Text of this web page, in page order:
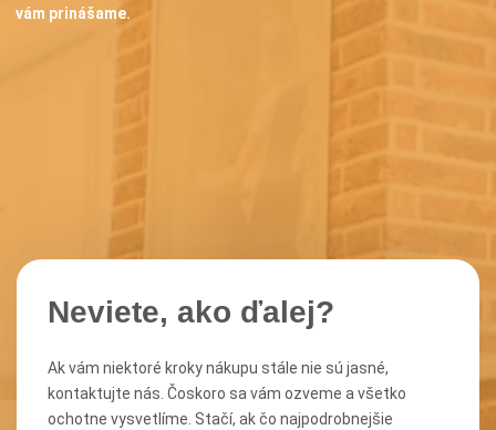
Neviete, ako ďalej?
Ak vám niektoré kroky nákupu stále nie sú jasné,
kontaktujte nás. Čoskoro sa vám ozveme a všetko
ochotne vysvetlíme. Stačí, ak čo najpodrobnejšie
vám prinášame.